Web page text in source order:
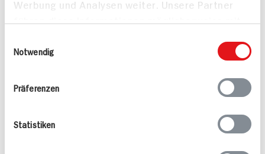
Werbung und Analysen weiter. Unsere Partner
bereitgestellt haben oder die sie im Rahmen
Notwendig
Präferenzen
Statistiken
Häufig gestellte Fragen
Mehr Informationen in unserem FAQ
Wir beantworten gerne Ihre Fragen
Freitags: 9 bis 13 Uhr